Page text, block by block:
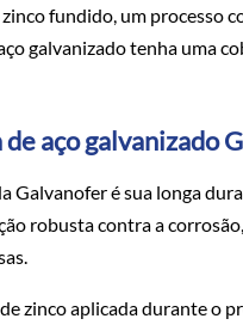
fundido, um processo
galvanizado tenha uma
aço galvanizado
Galvanofer é sua longa
robusta contra a
zinco aplicada durante o